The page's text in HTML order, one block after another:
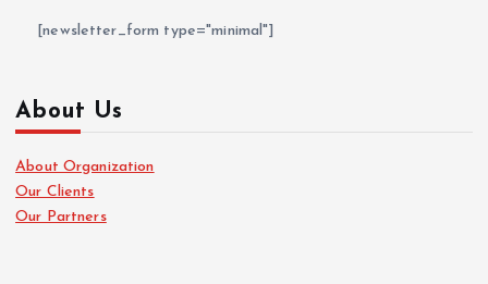
[newsletter_form type="minimal"]
About Us
About Organization
Our Clients
Our Partners